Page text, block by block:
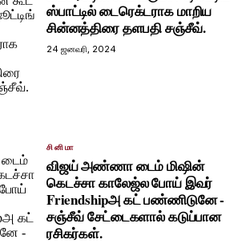
ஸ்பாட்டில் டைரெக்டராக மாறிய
சின்னத்திரை தளபதி சஞ்சீவ்.
24 ஜனவரி, 2024
சினிமா
விஜய் அண்ணா டைம் மிஷின்
கெடச்சா காலேஜ்ல போய் இவர்
Friendshipஅ கட் பண்ணிடுனே -
சஞ்சீவ் சேட்டைகளால் கடுப்பான
ரசிகர்கள்.